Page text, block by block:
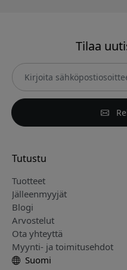
Tilaa
Tutustu
Tuotteet
Jälleenmyyjät
Blogi
Arvostelut
Ota yhteyttä
Myynti- ja toimitusehdot
Suomi